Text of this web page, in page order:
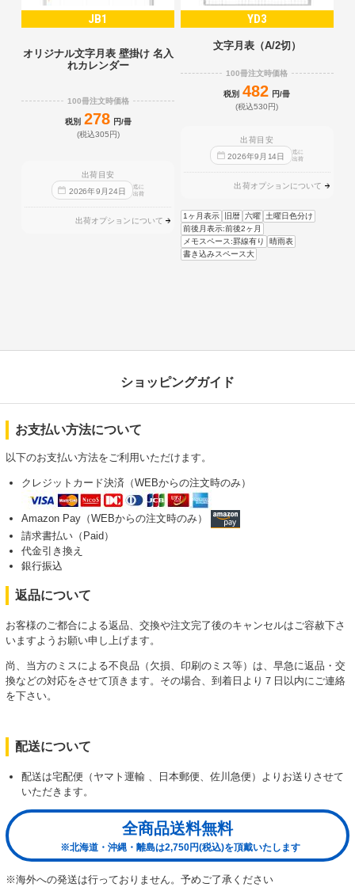
JB1
オリジナル文字月表 壁掛け 名入
れカレンダー
100冊注文時価格
税別 278 円/冊
(税込305円)
出荷目安
2026年9 月24日
迄に
出荷
出荷オプションについて
YD3
文字月表（A/2切）
100冊注文時価格
税別 482 円/冊
(税込530円)
出荷目安
2026年9 月 14日
迄に
出荷
出荷オプションについて
1ヶ月表示 旧暦 六曜
土曜日色分け
前後月表示:前後2ヶ月
メモスペース:罫線有り
晴雨表
書き込みスペース大
ショッピングガイド
お支払い方法について
以下のお支払い方法をご利用いただけます。
クレジットカード決済（WEBからの注文時のみ）
Amazon Pay（WEBからの注文時のみ）
請求書払い（Paid）
代金引き換え
銀行振込
返品について
お客様のご都合による返品、交換や注文完了後のキャンセルはご容赦下さ
いますようお願い申し上げます。
尚、当方のミスによる不良品（欠損、印刷のミス等）は、早急に返品・交
換などの対応をさせて頂きます。その場合、到着日より７日以内にご連絡
を下さい。
配送について
配送は宅配便（ヤマト運輸 、日本郵便、佐川急便）よりお送りさせて
いただきます。
全商品送料無料
※北海道・沖縄・離島は2,750円(税込)を頂戴いたします
※海外への発送は行っておりません。予めご了承ください